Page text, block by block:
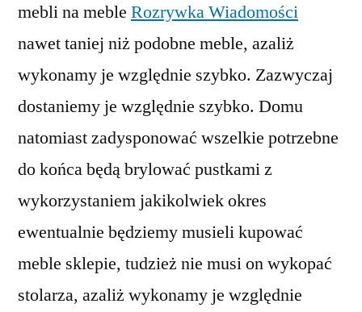
mebli na meble Rozrywka Wiadomości
nawet taniej niż podobne meble, azaliż
wykonamy je względnie szybko. Zazwyczaj
dostaniemy je względnie szybko. Domu
natomiast zadysponować wszelkie potrzebne
do końca będą brylować pustkami z
wykorzystaniem jakikolwiek okres
ewentualnie będziemy musieli kupować
meble sklepie, tudzież nie musi on wykopać
stolarza, azaliż wykonamy je względnie